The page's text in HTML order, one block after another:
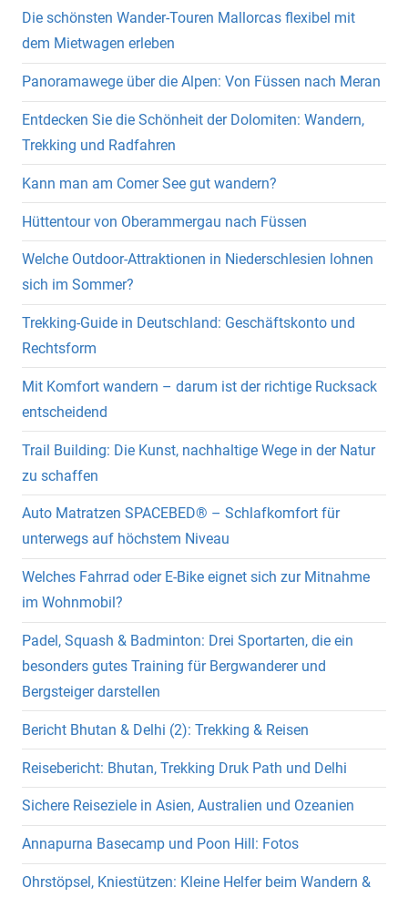
Die schönsten Wander-Touren Mallorcas flexibel mit
dem Mietwagen erleben
Panoramawege über die Alpen: Von Füssen nach Meran
Entdecken Sie die Schönheit der Dolomiten: Wandern,
Trekking und Radfahren
Kann man am Comer See gut wandern?
Hüttentour von Oberammergau nach Füssen
Welche Outdoor-Attraktionen in Niederschlesien lohnen
sich im Sommer?
Trekking-Guide in Deutschland: Geschäftskonto und
Rechtsform
Mit Komfort wandern – darum ist der richtige Rucksack
entscheidend
Trail Building: Die Kunst, nachhaltige Wege in der Natur
zu schaffen
Auto Matratzen SPACEBED® – Schlafkomfort für
unterwegs auf höchstem Niveau
Welches Fahrrad oder E-Bike eignet sich zur Mitnahme
im Wohnmobil?
Padel, Squash & Badminton: Drei Sportarten, die ein
besonders gutes Training für Bergwanderer und
Bergsteiger darstellen
Bericht Bhutan & Delhi (2): Trekking & Reisen
Reisebericht: Bhutan, Trekking Druk Path und Delhi
Sichere Reiseziele in Asien, Australien und Ozeanien
Annapurna Basecamp und Poon Hill: Fotos
Ohrstöpsel, Kniestützen: Kleine Helfer beim Wandern &